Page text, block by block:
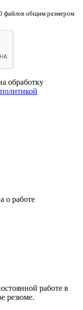
общим размером
обработку
политикой
о работе
работе в
резюме.